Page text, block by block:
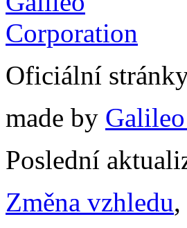
Oficiální
made by
Poslední
Změna vzhledu,